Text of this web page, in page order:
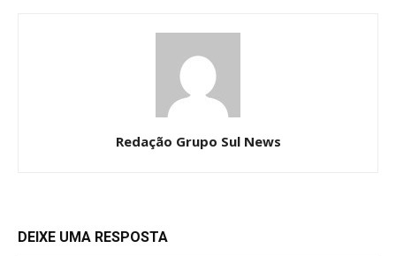
Redação Grupo Sul News
DEIXE UMA RESPOSTA